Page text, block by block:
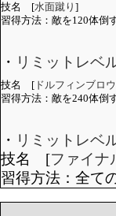
技名 [水面蹴り ]
習得方法：敵を120体倒
・ リミットレベ
技名 [ ドルフィンブロウ
習得方法：敵を240体倒
・ リミットレベ
技名 [ファイナ
習得方法：全て